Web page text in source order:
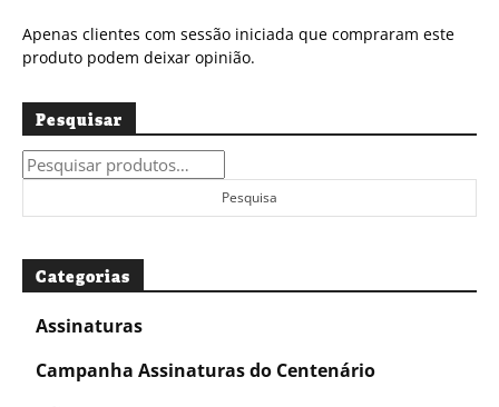
Apenas clientes com sessão iniciada que compraram este
produto podem deixar opinião.
Pesquisar
Pesquisar
por:
Pesquisa
Categorias
Assinaturas
Campanha Assinaturas do Centenário